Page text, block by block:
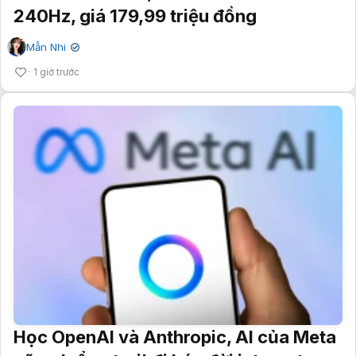
240Hz, giá 179,99 triệu đồng
Mẫn Nhi ✔
1 giờ trước
Học OpenAI và Anthropic, AI của Meta